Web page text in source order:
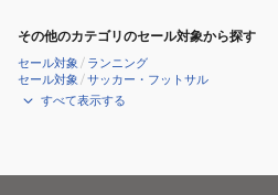
その他のカテゴリのセール対象から探す
セール対象 / ランニング
セール対象 /サッカー・フットサル
すべて表示する